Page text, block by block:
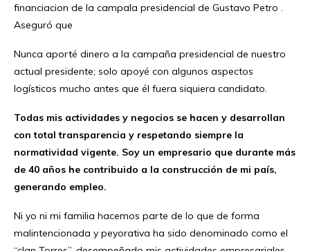
financiacion de la campala presidencial de Gustavo Petro .
Aseguró que
Nunca aporté dinero a la campaña presidencial de nuestro
actual presidente; solo apoyé con algunos aspectos
logísticos mucho antes que él fuera siquiera candidato.
Todas mis actividades y negocios se hacen y desarrollan
con total transparencia y respetando siempre la
normatividad vigente. Soy un empresario que durante más
de 40 años he contribuido a la construcción de mi país,
generando empleo.
Ni yo ni mi familia hacemos parte de lo que de forma
malintencionada y peyorativa ha sido denominado como el